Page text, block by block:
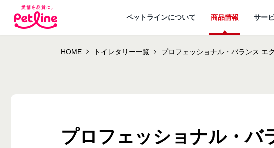
ペットラインについて
ペットラインが 大切にしていること
商品情報
ドッグフード キャット
サー
ウェルネスナビ
犬ノート お役立ち情報
会社概要・事業所
HOME トイレタリー一覧 プロフェッショナル・バランス エ
プロフェッショナル・バ